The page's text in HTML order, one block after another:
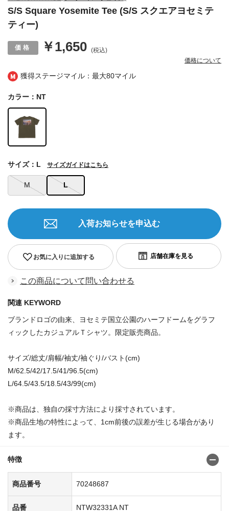
獲得ステージマイル：最大80マイル
S/S Square Yosemite Tee (S/S スクエアヨセミテ
ティー)
￥1,650 (税込)
価格について
カラー：NT
M L
サイズ：L サイズガイドはこちら
お気に入りに追加する
入荷お知らせを申込む
この商品について問い合わせる
関連 KEYWORD
ブランドロゴの由来、ヨセミテ国立公園のハーフドームをグラフ
ィックしたカジュアルＴシャツ。限定販売商品。
サイズ/総丈/肩幅/袖丈/袖ぐり/バスト(cm)
M/62.5/42/17.5/41/96.5(cm)
L/64.5/43.5/18.5/43/99(cm)
※商品は、独自の採寸方法により採寸されています。
※商品生地の特性によって、1cm前後の誤差が生じる場合があり
ます。
特徴
商品番号 70248687
品番 NTW32331A NT